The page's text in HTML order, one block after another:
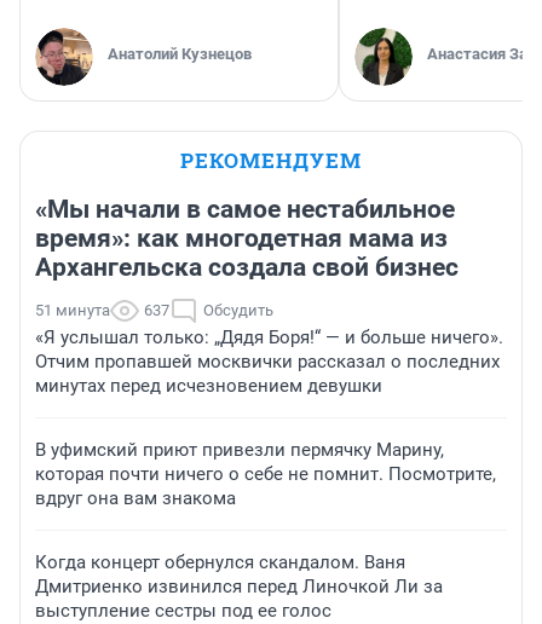
Анатолий Кузнецов Анастасия
РЕКОМЕНДУЕМ
«Мы начали в самое нестабильное
время»: как многодетная мама из
Архангельска создала свой бизнес
51 минута 637 Обсудить
«Я услышал только: „Дядя Боря!“ — и больше ничего».
Отчим пропавшей москвички рассказал о последних
минутах перед исчезновением девушки
В уфимский приют привезли пермячку Марину,
которая почти ничего о себе не помнит. Посмотрите,
вдруг она вам знакома
Когда концерт обернулся скандалом. Ваня
Дмитриенко извинился перед Линочкой Ли за
выступление сестры под ее голос